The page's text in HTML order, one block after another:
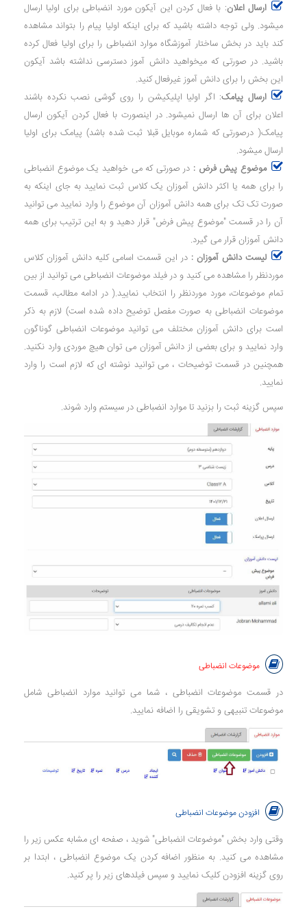
ارسال اعلان: با فعال کردن این آیکون مورد انضباطی برای اولیا ارسال
میشود. ولی توجه داشته باشید که برای اینکه اولیا پیام را بتواند مشاهده
کند باید در بخش ساختار آموزشگاه موارد انضباطی را برای اولیا فعال کرده
باشید. در صورتی که میخواهید دانش آموز دسترسی نداشته باشد آیکون
این بخش را برای دانش آموز غیرفعال کنید.
ارسال پیامک: اگر اولیا اپلیکیشن را روی گوشی نصب نکرده باشند
اعلان برای آن ها ارسال نمیشود. در اینصورت با فعال کردن آیکون ارسال
پیامک( درصورتی که شماره موبایل قبلا ثبت شده باشد) پیامک برای اولیا
ارسال میشود.
موضوع پیش فرض : در صورتی که می خواهید یک موضوع انضباطی
را برای همه یا اکثر دانش آموزان یک کلاس ثبت نمایید به جای اینکه به
صورت تک تک برای همه دانش آموزان آن موضوع را وارد نمایید می توانید
آن را در قسمت "موضوع پیش فرض" قرار دهید و به این ترتیب برای همه
دانش آموزان قرار می گیرد.
لیست دانش آموزان : در این قسمت اسامی کلیه دانش آموزان کلاس
موردنظر را مشاهده می کنید و در فیلد موضوعات انضباطی می توانید از بین
تمام موضوعات، مورد موردنظر را انتخاب نمایید.( در ادامه مطالب، قسمت
موضوعات انضباطی به صورت مفصل توضیح داده شده است) لازم به ذکر
است برای دانش آموزان مختلف می توانید موضوعات انضباطی گوناگون
وارد نمایید و برای بعضی از دانش آموزان می توان هیچ موردی وارد نکنید.
همچنین در قسمت توضیحات ، می توانید نوشته ای که لازم است را وارد
نمایید.
سپس گزینه ثبت را بزنید تا موارد انضباطی در سیستم وارد شوند.
موضوعات انضباطی
در قسمت موضوعات انضباطی ، شما می توانید موارد انضباطی شامل
موضوعات تنبیهی و تشویقی را اضافه نمایید.
افزودن موضوعات انضباطی
وقتی وارد بخش "موضوعات انضباطی" شوید ، صفحه ای مشابه عکس زیر را
مشاهده می کنید. به منظور اضافه کردن یک موضوع انضباطی ، ابتدا بر
روی گزینه افزودن کلیک نمایید و سپس فیلدهای زیر را پر کنید.